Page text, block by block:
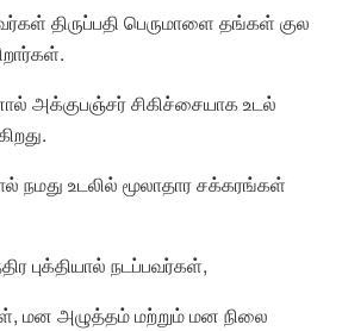
திருப்பதி பெருமாளை தங்கள் குல
அக்குபஞ்சர் சிகிச்சையாக உடல்
நமது உடலில் மூலாதார சக்கரங்கள்
புக்தியால் நடப்பவர்கள்,
மன அழுத்தம் மற்றும் மன நிலை